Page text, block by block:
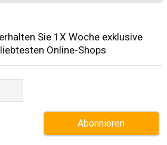
Sie 1X Woche exklusive
Online-Shops​